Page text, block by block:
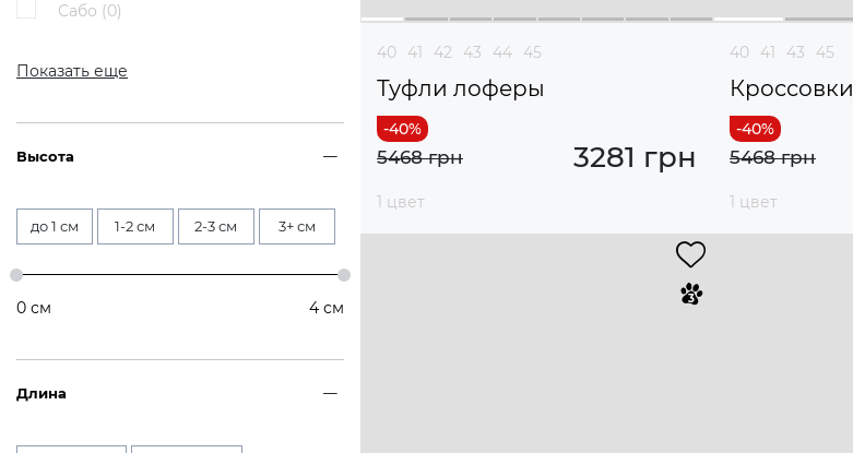
Сабо (0)
Показать еще
Высота
до 1 см 1-2 см 2-3 см 3+ см
0 см 4 см
Длина
40 41 42 43 44 45
Туфли лоферы
3281 грн
5468 грн
1 цвет
40 41 43 45
Кроссовки
5468 грн
1 цвет